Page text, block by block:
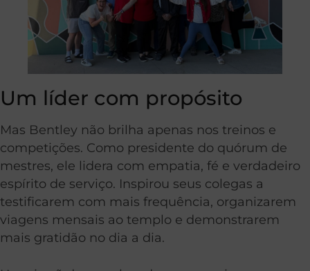
Um líder com propósito
Mas Bentley não brilha apenas nos treinos e
competições. Como presidente do quórum de
mestres, ele lidera com empatia, fé e verdadeiro
espírito de serviço. Inspirou seus colegas a
testificarem com mais frequência, organizarem
viagens mensais ao templo e demonstrarem
mais gratidão no dia a dia.